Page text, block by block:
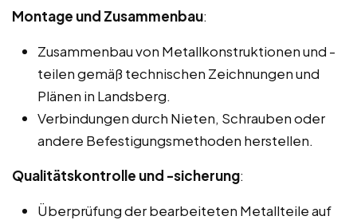
Montage und Zusammenbau:
Zusammenbau von Metallkonstruktionen und -
teilen gemäß technischen Zeichnungen und
Plänen in Landsberg.
Verbindungen durch Nieten, Schrauben oder
andere Befestigungsmethoden herstellen.
Qualitätskontrolle und -sicherung:
Überprüfung der bearbeiteten Metallteile auf